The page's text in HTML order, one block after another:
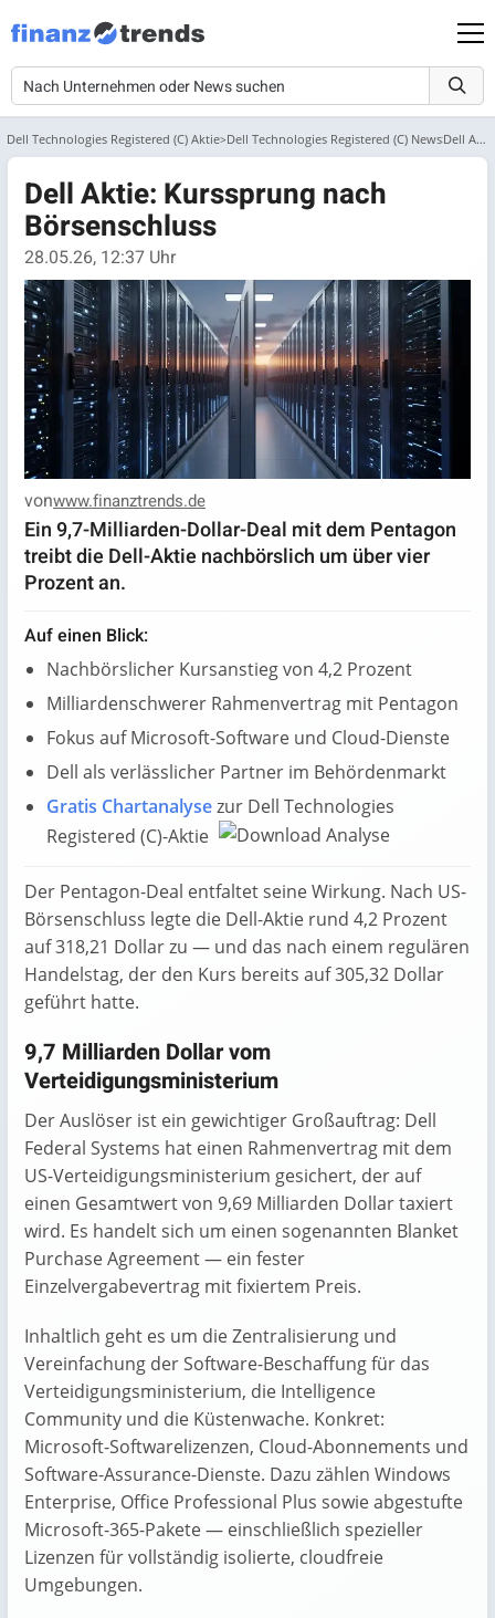
Dell Technologies Registered (C) Aktie Dell Technologies Registered (C) News Dell Aktie: Kurssprung nach Börsenschluss
Dell Aktie: Kurssprung nach
Börsenschluss
28.05.26, 12:37 Uhr
vonwww.finanztrends.de
Ein 9,7-Milliarden-Dollar-Deal mit dem Pentagon
treibt die Dell-Aktie nachbörslich um über vier
Prozent an.
Auf einen Blick:
Nachbörslicher Kursanstieg von 4,2 Prozent
Milliardenschwerer Rahmenvertrag mit Pentagon
Fokus auf Microsoft-Software und Cloud-Dienste
Dell als verlässlicher Partner im Behördenmarkt
Gratis Chartanalysezur Dell Technologies
Registered (C)-Aktie
Der Pentagon-Deal entfaltet seine Wirkung. Nach US-
Börsenschluss legte die Dell-Aktie rund 4,2 Prozent
auf 318,21 Dollar zu — und das nach einem regulären
Handelstag, der den Kurs bereits auf 305,32 Dollar
geführt hatte.
9,7 Milliarden Dollar vom
Verteidigungsministerium
Der Auslöser ist ein gewichtiger Großauftrag: Dell
Federal Systems hat einen Rahmenvertrag mit dem
US-Verteidigungsministerium gesichert, der auf
einen Gesamtwert von 9,69 Milliarden Dollar taxiert
wird. Es handelt sich um einen sogenannten Blanket
Purchase Agreement — ein fester
Einzelvergabevertrag mit fixiertem Preis.
Inhaltlich geht es um die Zentralisierung und
Vereinfachung der Software-Beschaffung für das
Verteidigungsministerium, die Intelligence
Community und die Küstenwache. Konkret:
Microsoft-Softwarelizenzen, Cloud-Abonnements und
Software-Assurance-Dienste. Dazu zählen Windows
Enterprise, Office Professional Plus sowie abgestufte
Microsoft-365-Pakete — einschließlich spezieller
Lizenzen für vollständig isolierte, cloudfreie
Umgebungen.